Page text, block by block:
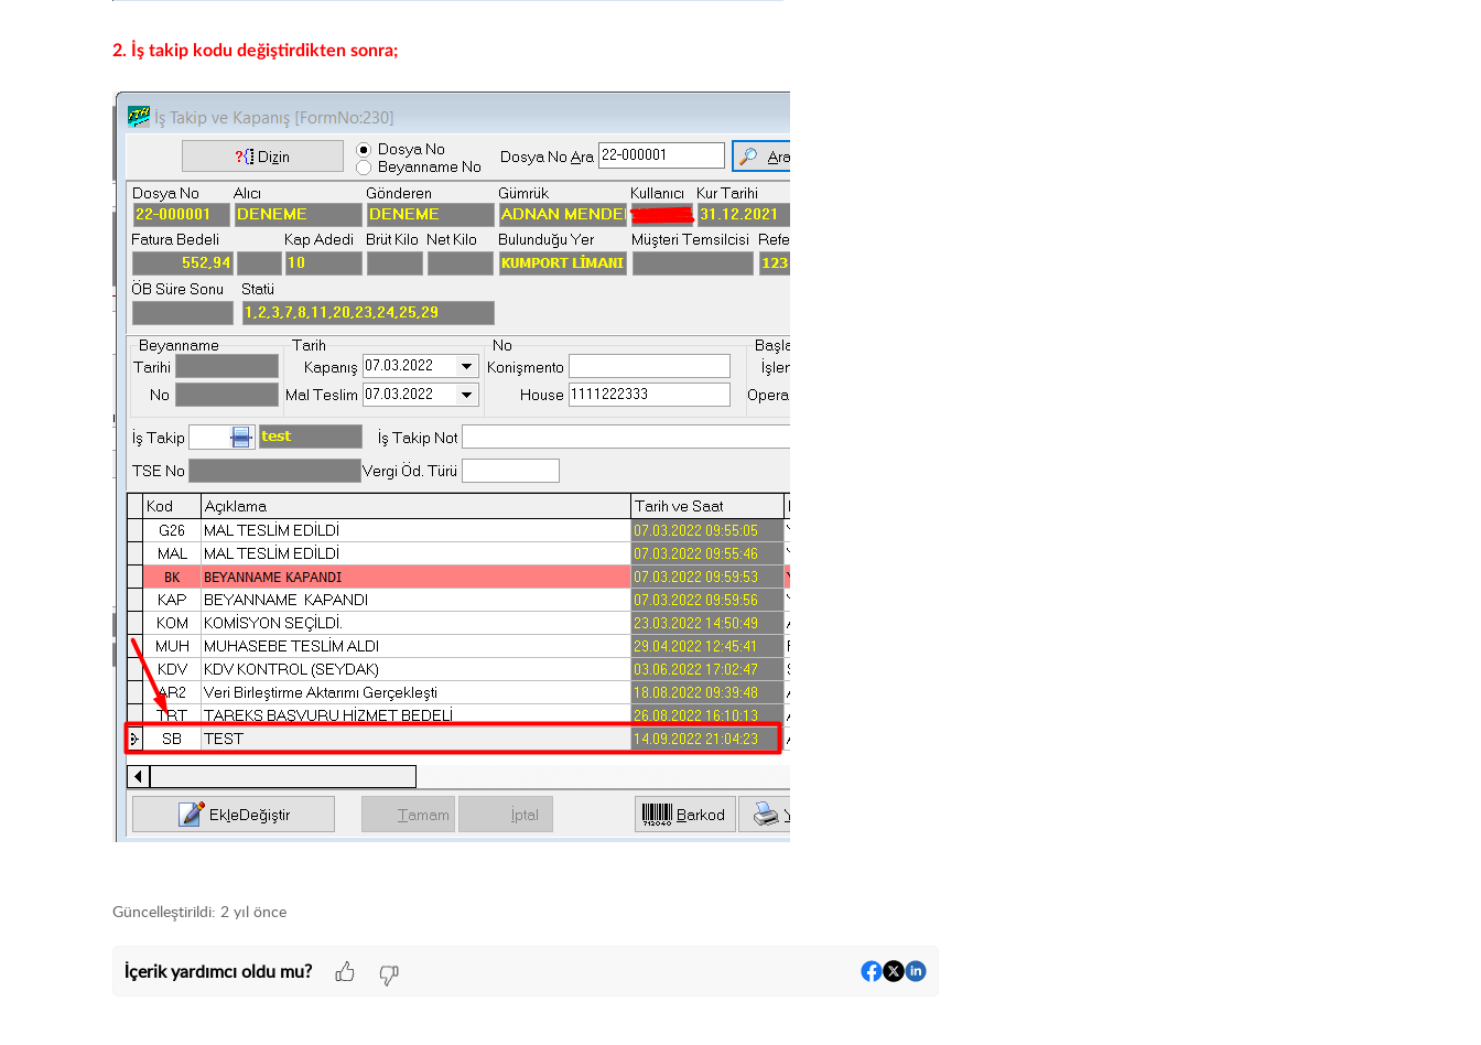
2. İş takip kodu değiştirdikten sonra;
Güncelleştirildi: 2 yıl önce
İçerik yardımcı oldu mu?